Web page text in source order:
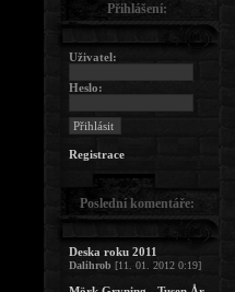
Přihlášení:
Uživatel:
Heslo:
Registrace
Poslední komentáře:
Deska roku 2011
Dalihrob [11. 01. 2012 0:19]